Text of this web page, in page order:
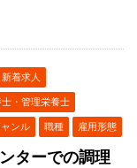
新着求人
士・管理栄養士
ャンル 職種 雇用形態
ターでの調理